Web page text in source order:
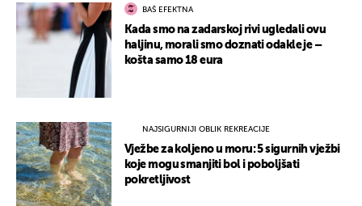
BAŠ EFEKTNA
Kada smo na zadarskoj rivi ugledali ovu
haljinu, morali smo doznati odakle je –
košta samo 18 eura
NAJSIGURNIJI OBLIK REKREACIJE
Vježbe za koljeno u moru: 5 sigurnih vježbi
koje mogu smanjiti bol i poboljšati
pokretljivost